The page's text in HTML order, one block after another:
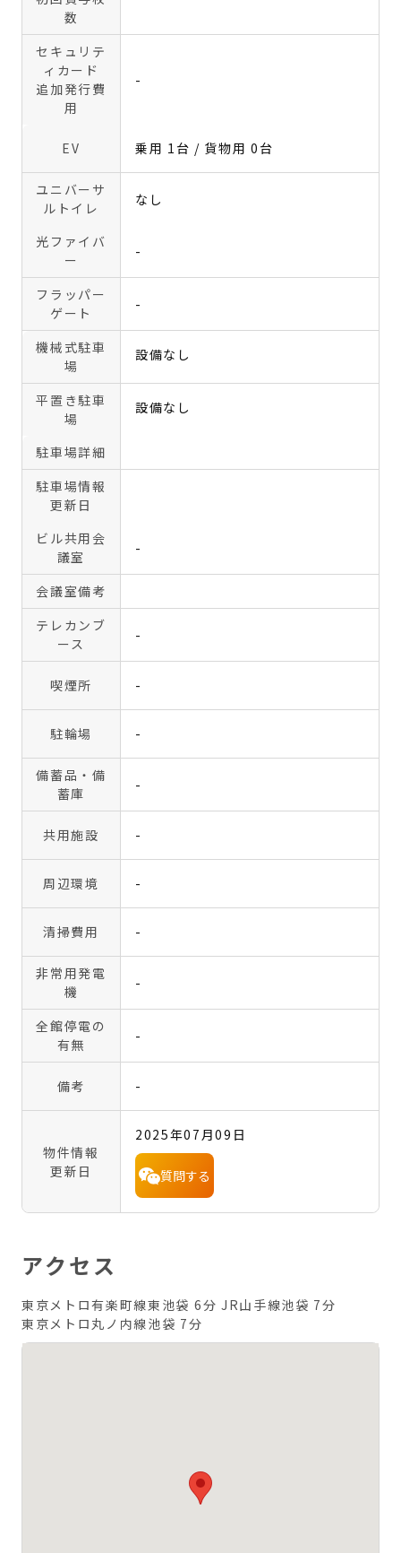
数
セキュリテ
ィカード
追加発行費
用
-
EV 乗用 1台 / 貨物用 0台
ユニバーサ
ルトイレ
なし
光ファイバ
ー
-
フラッパー
ゲート
-
機械式駐車
場
設備なし
平置き駐車
場
設備なし
駐車場詳細
駐車場情報
更新日
ビル共用会
議室
-
会議室備考
テレカンブ
ース
-
喫煙所 -
駐輪場 -
備蓄品・備
蓄庫
-
共用施設 -
周辺環境 -
清掃費用 -
非常用発電
機
-
全館停電の
有無
-
備考 -
物件情報
更新日
2025年07月09日
質問する
アクセス
東京メトロ有楽町線東池袋 6分 JR山手線池袋 7分
東京メトロ丸ノ内線池袋 7分